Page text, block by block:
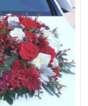
- 50.000đ) miễn phí
hài lòng